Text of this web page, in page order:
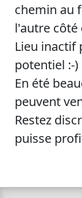
chemin au
l'autre côté
Lieu inactif
potentiel :-)
En été
peuvent
Restez
puisse